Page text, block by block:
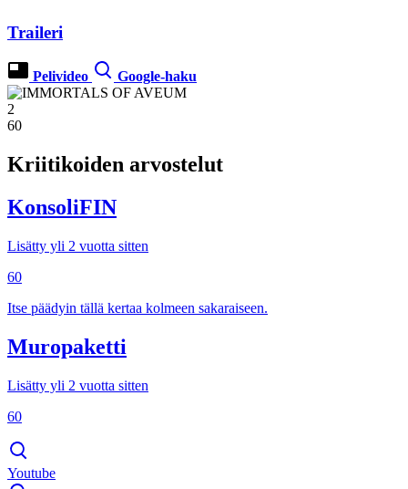
Traileri
Pelivideo Google-haku
2
60
Kriitikoiden arvostelut
KonsoliFIN
Lisätty yli 2 vuotta sitten
60
Itse päädyin tällä kertaa kolmeen sakaraiseen.
Muropaketti
Lisätty yli 2 vuotta sitten
60
Youtube